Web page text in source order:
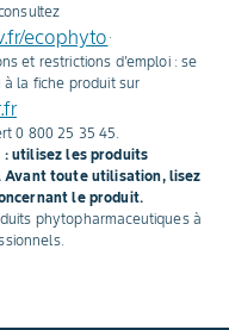
ecophyto .
et restrictions d'emploi : se
la fiche produit sur
0 800 25 35 45.
utilisez les produits
Avant toute utilisation, lisez
le produit.
phytopharmaceutiques à